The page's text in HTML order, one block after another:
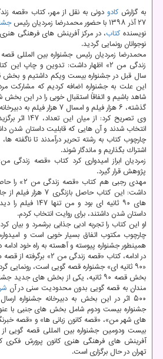
به گزارش كادو
۲۷ آذر ۱۳۹۸ با حضور محمدرضا زمردیان رئیس
نویسنده كتاب، در مركز آفرینش های فرهنگی
نوجوانان رونمایی گردید.
محمدرضا زمردیان رئیس جشنواره بین المللی
زندگی من ۲» اظهار داشت: تدوین و چاپ
این علت به جشنواره اضافه كردیم كه مشاركت
شاهد باشیم و اتفاقاً استقبال خوبی را در این
گذشته، ۶ هزار فیلم و امسال ۷ هزار فیلم به دبیرخانه ارسال شد.
وی تصریح كرد:
انتخاب شدند و آن هایی كه قابلیت داستان شدن
چارچوب كتاب به رشته تحریر درآمدند تا ناگفته
اشتراك بگذاریم و ماندگار شوند.
زمردیان ابراز امیدواری كرد كتاب «قصه زندگی
پژوهش قرار گیرد.
مهدی رجبی هم
داشت: این كتاب حاصل
های ۹۰ ثانیه ای
داستان شدن داشتند، برای روایت انتخاب كردم.
او این كتاب را تجربه ادبی جذابی برشمرد و
چارچوب مكتوب اتفاق بسیار خوبی است و
همینطور جشنواره پیوسته و آهسته به راه خود
در ادامه، كتاب «قصه
«۹۰ ثانیه ای» جشنواره قصه گویی است، رونمایی گردید.
بخش قصه ۹۰ ثانیه، یكی از بخش های
مندان به قصه گویی بدون محدودیت سنی در آن
جشنواره بیست ودوم شامل بخش های جنبی با
های شهر من»، «قصه كانون زبانی ها» و «قصه
آفرینش های فرهنگی هنری كانون پرورش فكری
تهران در حال برگزاری است.